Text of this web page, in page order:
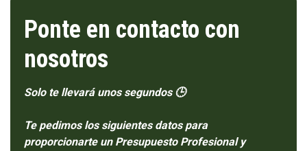
Ponte en contacto con
nosotros
Solo te llevará unos segundos 🕒
Te pedimos los siguientes datos para
proporcionarte un Presupuesto Profesional y